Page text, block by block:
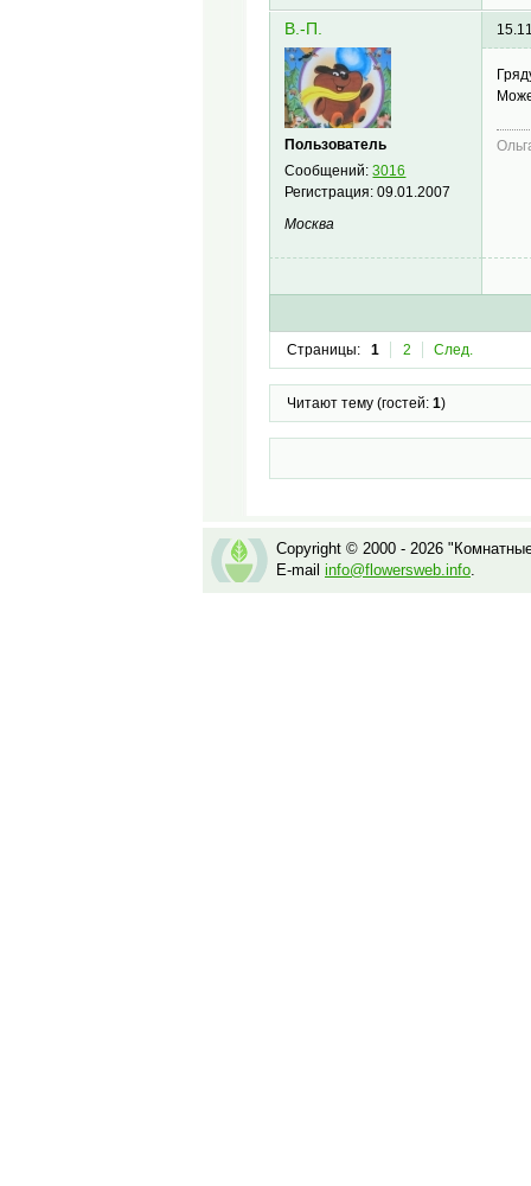
В.-П.
Пользователь
Сообщений:3016
Регистрация:09.01.2007
Москва
Страницы: 1 2 След.
Читают тему (гостей: 1)
Copyright © 2000 - 2026
E-mail info@flowersweb.info.